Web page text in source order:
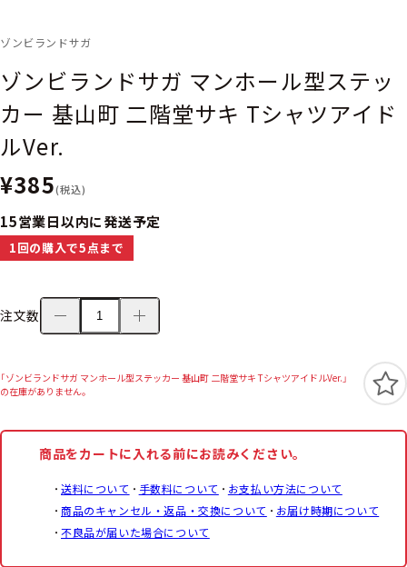
ゾンビランドサガ
ゾンビランドサガ マンホール型ステッ
カー 基山町 二階堂サキ Tシャツアイド
ルVer.
¥385(税込)
15営業日以内に発送予定
1回の購入で5点まで
注文数
「ゾンビランドサガ マンホール型ステッカー 基山町 二階堂サキ TシャツアイドルVer.」
の在庫がありません。
商品をカートに入れる前にお読みください。
送料について 手数料について
お支払い方法について
商品のキャンセル・返品・交換について
お届け時期について
不良品が届いた場合について